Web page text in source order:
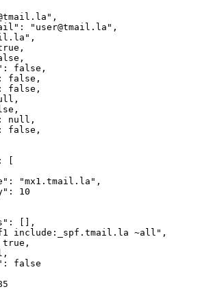
"user@tmail.la",
false,
false,
false,
null,
false,
[
"mx1.tmail.la",
10
[],
include:_spf.tmail.la ~all",
false